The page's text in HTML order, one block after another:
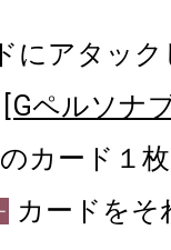
にアタッ
Gペルソナ
カード１
カードをそ